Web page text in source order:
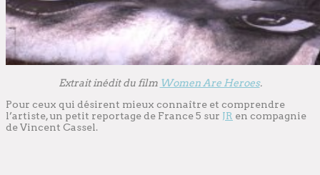
Extrait inédit du film Women Are Heroes.
Pour ceux qui désirent mieux connaître et comprendre
l’artiste, un petit reportage de France 5 sur JR en compagnie
de Vincent Cassel.